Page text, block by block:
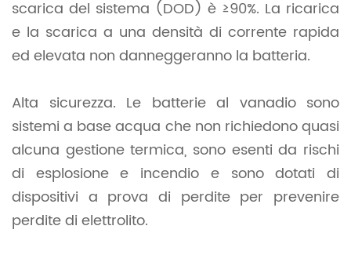
scarica del sistema (DOD) è ≥90%. La ricarica
e la scarica a una densità di corrente rapida
ed elevata non danneggeranno la batteria.
Alta sicurezza. Le batterie al vanadio sono
sistemi a base acqua che non richiedono quasi
alcuna gestione termica, sono esenti da rischi
di esplosione e incendio e sono dotati di
dispositivi a prova di perdite per prevenire
perdite di elettrolito.